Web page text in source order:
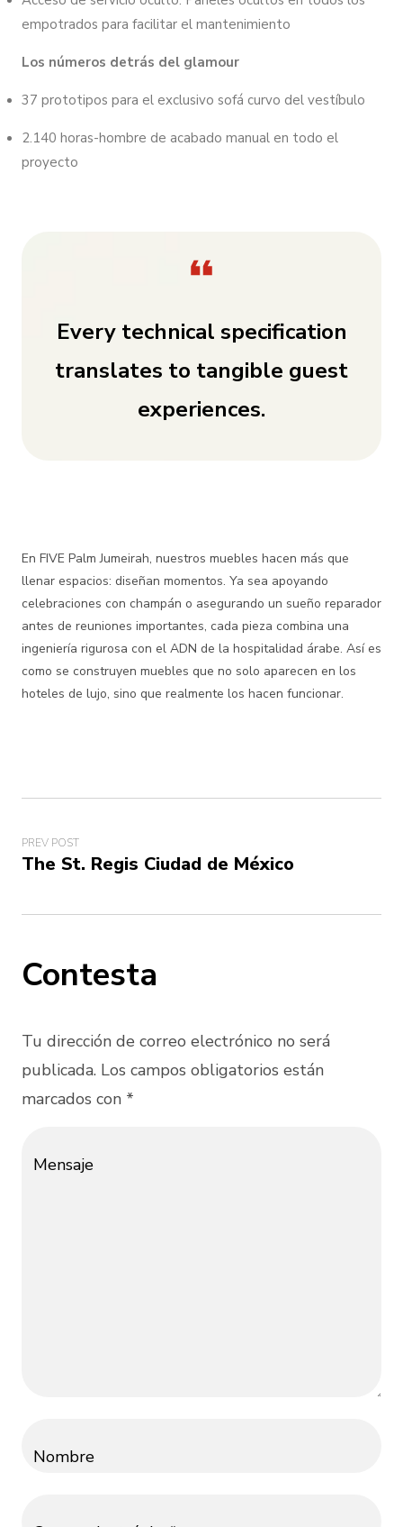
empotrados para facilitar el mantenimiento
Los números detrás del glamour
37 prototipos para el exclusivo sofá curvo del vestíbulo
2.140 horas-hombre de acabado manual en todo el
proyecto
Every technical specification
translates to tangible guest
experiences.
En FIVE Palm Jumeirah, nuestros muebles hacen más que
llenar espacios: diseñan momentos. Ya sea apoyando
celebraciones con champán o asegurando un sueño reparador
antes de reuniones importantes, cada pieza combina una
ingeniería rigurosa con el ADN de la hospitalidad árabe. Así es
como se construyen muebles que no solo aparecen en los
hoteles de lujo, sino que realmente los hacen funcionar.
PREV POST
The St. Regis Ciudad de México
Contesta
Tu dirección de correo electrónico no será
publicada. Los campos obligatorios están
marcados con *
Mensaje
Nombre